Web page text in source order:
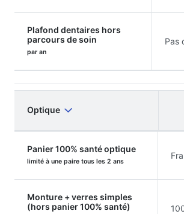
Plafond dentaires hors
parcours de soin
par an
Pas
Optique
Panier 100% santé optique
limité à une paire tous les 2 ans
Monture + verres simples
(hors panier 100% santé)